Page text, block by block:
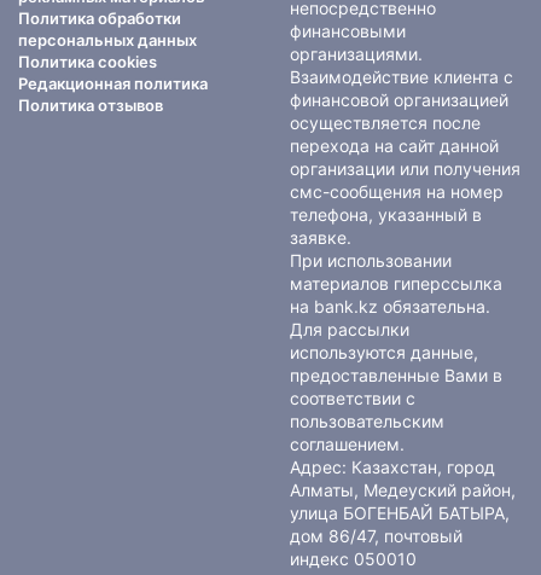
Политика обработки
персональных данных
Политика cookies
Редакционная политика
Политика отзывов
непосредственно
финансовыми
организациями.
Взаимодействие клиента с
финансовой организацией
осуществляется после
перехода на сайт данной
организации или получения
смс-сообщения на номер
телефона, указанный в
заявке.
При использовании
материалов гиперссылка
на bank.kz обязательна.
Для рассылки
используются данные,
предоставленные Вами в
соответствии с
пользовательским
соглашением.
Адрес: Казахстан, город
Алматы, Медеуский район,
улица БОГЕНБАЙ БАТЫРА,
дом 86/47, почтовый
индекс 050010